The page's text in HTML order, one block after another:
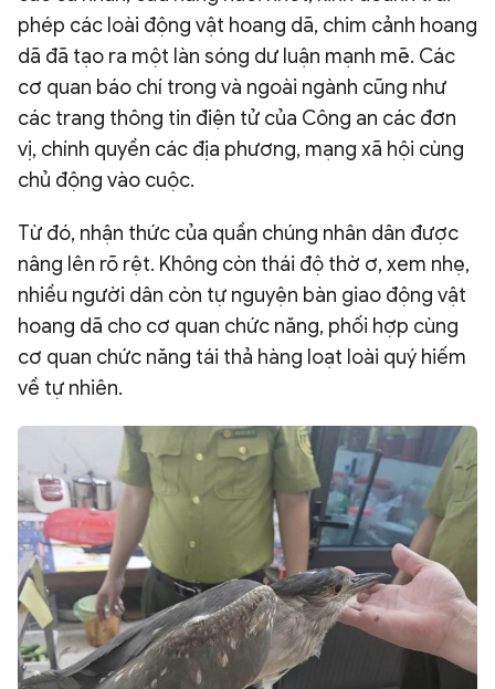
phép các loài động vật hoang dã, chim cảnh hoang
dã đã tạo ra một làn sóng dư luận mạnh mẽ. Các
cơ quan báo chí trong và ngoài ngành cũng như
các trang thông tin điện tử của Công an các đơn
vị, chính quyền các địa phương, mạng xã hội cùng
chủ động vào cuộc.
Từ đó, nhận thức của quần chúng nhân dân được
nâng lên rõ rệt. Không còn thái độ thờ ơ, xem nhẹ,
nhiều người dân còn tự nguyện bàn giao động vật
hoang dã cho cơ quan chức năng, phối hợp cùng
cơ quan chức năng tái thả hàng loạt loài quý hiếm
về tự nhiên.